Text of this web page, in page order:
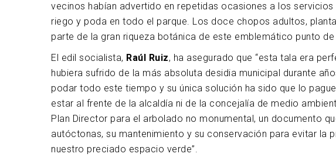
vecinos habían advertido en repetidas ocasiones a los
riego y poda en todo el parque. Los doce chopos adultos,
parte de la gran riqueza botánica de este emblemático punto
El edil socialista, Raúl Ruiz, ha asegurado que “esta tala era
hubiera sufrido de la más absoluta desidia municipal durante
podar todo este tiempo y su única solución ha sido que lo
estar al frente de la alcaldía ni de la concejalía de medio
Plan Director para el arbolado no monumental, un documento
autóctonas, su mantenimiento y su conservación para evitar la
nuestro preciado espacio verde”.